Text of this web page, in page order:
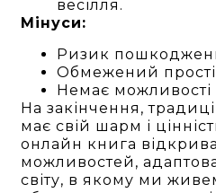
весілля.
Мінуси:
Ризик
Обмежений
Немає можливості
На закінчення,
має свій шарм і
онлайн книга
можливостей,
світу, в якому ми